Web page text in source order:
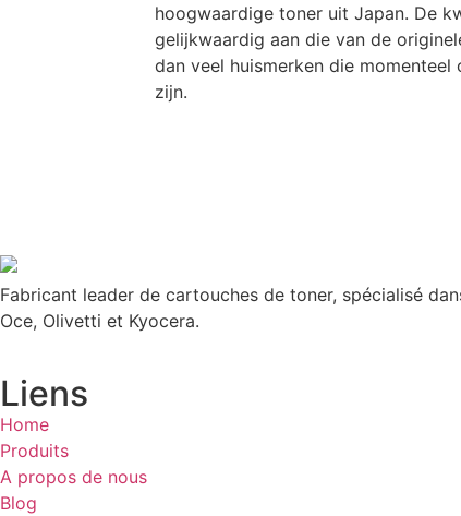
hoogwaardige toner uit Japan. De
gelijkwaardig aan die van de
dan veel huismerken die
zijn.
Fabricant leader de cartouches de toner, spécialisé
Oce, Olivetti et Kyocera.
Liens
Home
Produits
A propos de nous
Blog